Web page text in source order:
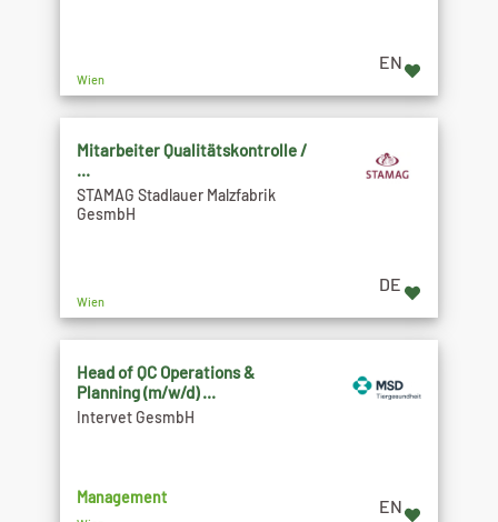
Wien
EN
Mitarbeiter Qualitätskontrolle /
...
STAMAG Stadlauer Malzfabrik
GesmbH
Wien
DE
Head of QC Operations &
Planning (m/w/d) ...
Intervet GesmbH
Management EN